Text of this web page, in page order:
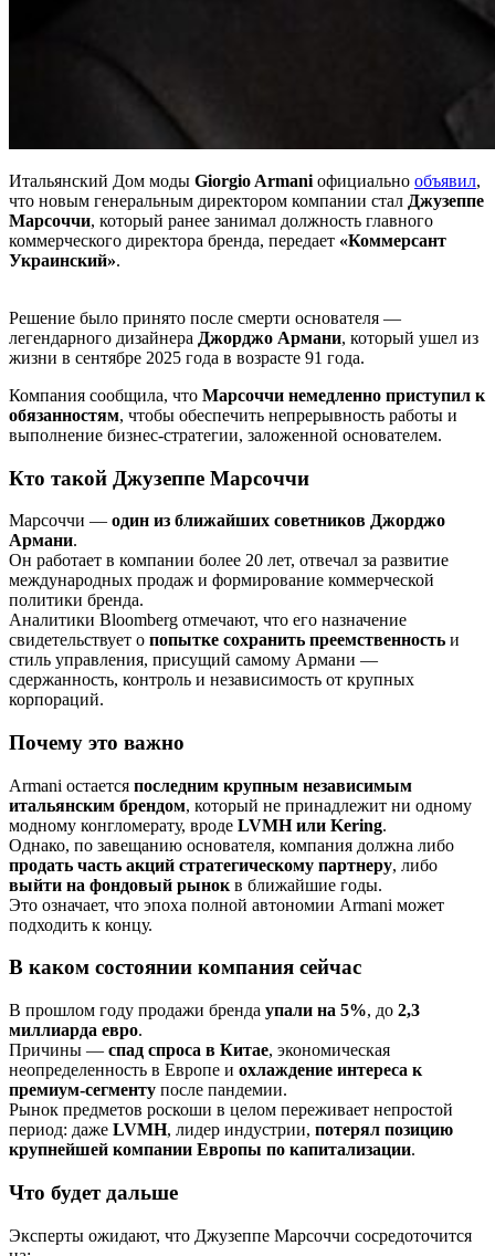
Итальянский Дом моды Giorgio Armani официально объявил,
что новым генеральным директором компании стал Джузеппе
Марсоччи, который ранее занимал должность главного
коммерческого директора бренда, передает «Коммерсант
Украинский».
Решение было принято после смерти основателя —
легендарного дизайнера Джорджо Армани, который ушел из
жизни в сентябре 2025 года в возрасте 91 года.
Компания сообщила, что Марсоччи немедленно приступил к
обязанностям, чтобы обеспечить непрерывность работы и
выполнение бизнес-стратегии, заложенной основателем.
Кто такой Джузеппе Марсоччи
Марсоччи — один из ближайших советников Джорджо
Армани.
Он работает в компании более 20 лет, отвечал за развитие
международных продаж и формирование коммерческой
политики бренда.
Аналитики Bloomberg отмечают, что его назначение
свидетельствует о попытке сохранить преемственность и
стиль управления, присущий самому Армани —
сдержанность, контроль и независимость от крупных
корпораций.
Почему это важно
Armani остается последним крупным независимым
итальянским брендом, который не принадлежит ни одному
модному конгломерату, вроде LVMH или Kering.
Однако, по завещанию основателя, компания должна либо
продать часть акций стратегическому партнеру, либо
выйти на фондовый рынок в ближайшие годы.
Это означает, что эпоха полной автономии Armani может
подходить к концу.
В каком состоянии компания сейчас
В прошлом году продажи бренда упали на 5%, до 2,3
миллиарда евро.
Причины — спад спроса в Китае, экономическая
неопределенность в Европе и охлаждение интереса к
премиум-сегменту после пандемии.
Рынок предметов роскоши в целом переживает непростой
период: даже LVMH, лидер индустрии, потерял позицию
крупнейшей компании Европы по капитализации.
Что будет дальше
Эксперты ожидают, что Джузеппе Марсоччи сосредоточится